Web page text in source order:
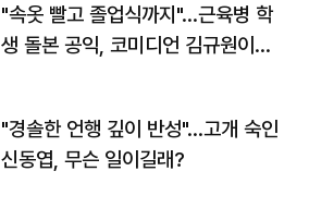
"속옷 빨고 졸업식까지"…근육병 학
생 돌본 공익, 코미디언 김규원이었
"경솔한 언행 깊이 반성"…고개 숙인
신동엽, 무슨 일이길래?